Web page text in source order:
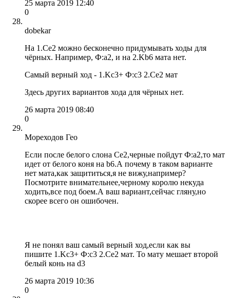
25 марта 2019 12:40
0
dobekar
На 1.Се2 можно бесконечно придумывать ходы для
чёрных. Например, Ф:а2, и на 2.Kb6 мата нет.
Самый верный ход - 1.Kc3+ Ф:с3 2.Се2 мат
Здесь других вариантов хода для чёрных нет.
26 марта 2019 08:40
0
Мореходов Гео
Если после белого слона Ce2,черные пойдут Ф:а2,то мат
идет от белого коня на b6.А почему в таком варианте
нет мата,как защититься,я не вижу,например?
Посмотрите внимательнее,черному королю некуда
ходить,все под боем.А ваш вариант,сейчас гляну,но
скорее всего он ошибочен.
Я не понял ваш самый верный ход,если как вы
пишите 1.Kc3+ Ф:с3 2.Се2 мат. То мату мешает второй
белый конь на d3
26 марта 2019 10:36
0